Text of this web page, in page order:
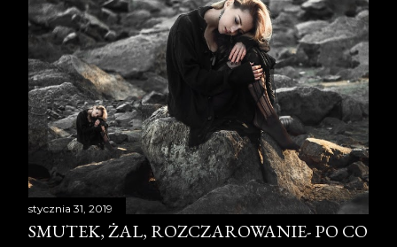
stycznia 31, 2019
SMUTEK, ŻAL, ROZCZAROWANIE- PO CO